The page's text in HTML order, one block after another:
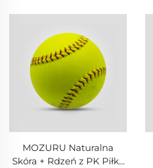
MOZURU Naturalna
Skóra + Rdzeń z PK Piłka